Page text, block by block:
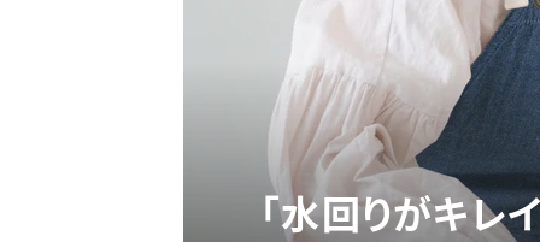
「水回りがキレ